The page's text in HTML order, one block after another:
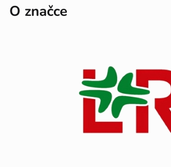
O značce